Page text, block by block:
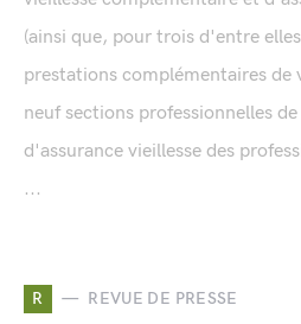
(ainsi que, pour trois d'entre
prestations complémentaires de
neuf sections professionnelles
d'assurance vieillesse des
...
R REVUE DE PRESSE